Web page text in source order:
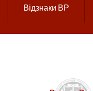
Відзнаки ВР